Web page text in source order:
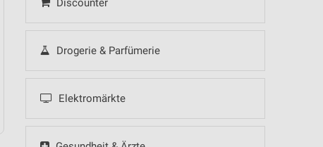
Discounter
Drogerie & Parfümerie
Elektromärkte